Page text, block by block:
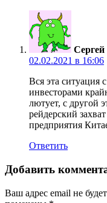
02.02.2021 в 16:06
Вся эта ситуация
инвесторами
лютует, с другой
рейдерский
предприятия
Ответить
Добавить
Ваш адрес email не